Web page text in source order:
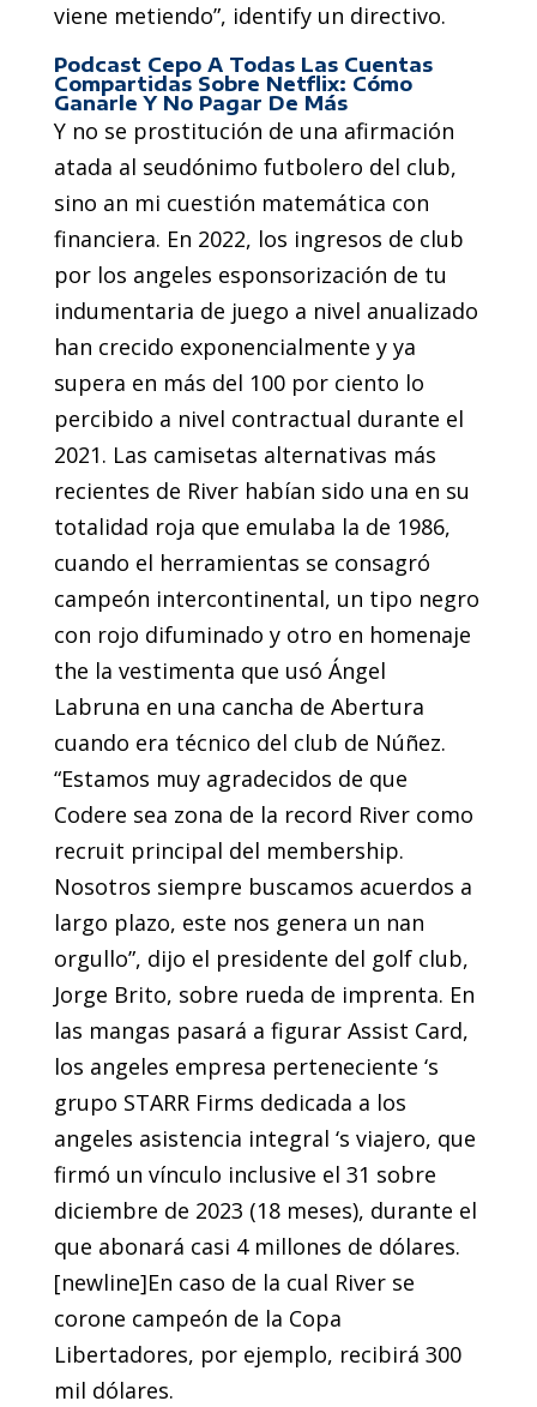
viene metiendo”, identify un directivo.
Podcast Cepo A Todas Las Cuentas
Compartidas Sobre Netflix: Cómo
Ganarle Y No Pagar De Más
Y no se prostitución de una afirmación
atada al seudónimo futbolero del club,
sino an mi cuestión matemática con
financiera. En 2022, los ingresos de club
por los angeles esponsorización de tu
indumentaria de juego a nivel anualizado
han crecido exponencialmente y ya
supera en más del 100 por ciento lo
percibido a nivel contractual durante el
2021. Las camisetas alternativas más
recientes de River habían sido una en su
totalidad roja que emulaba la de 1986,
cuando el herramientas se consagró
campeón intercontinental, un tipo negro
con rojo difuminado y otro en homenaje
the la vestimenta que usó Ángel
Labruna en una cancha de Abertura
cuando era técnico del club de Núñez.
“Estamos muy agradecidos de que
Codere sea zona de la record River como
recruit principal del membership.
Nosotros siempre buscamos acuerdos a
largo plazo, este nos genera un nan
orgullo”, dijo el presidente del golf club,
Jorge Brito, sobre rueda de imprenta. En
las mangas pasará a figurar Assist Card,
los angeles empresa perteneciente ‘s
grupo STARR Firms dedicada a los
angeles asistencia integral ‘s viajero, que
firmó un vínculo inclusive el 31 sobre
diciembre de 2023 (18 meses), durante el
que abonará casi 4 millones de dólares.
[newline]En caso de la cual River se
corone campeón de la Copa
Libertadores, por ejemplo, recibirá 300
mil dólares.